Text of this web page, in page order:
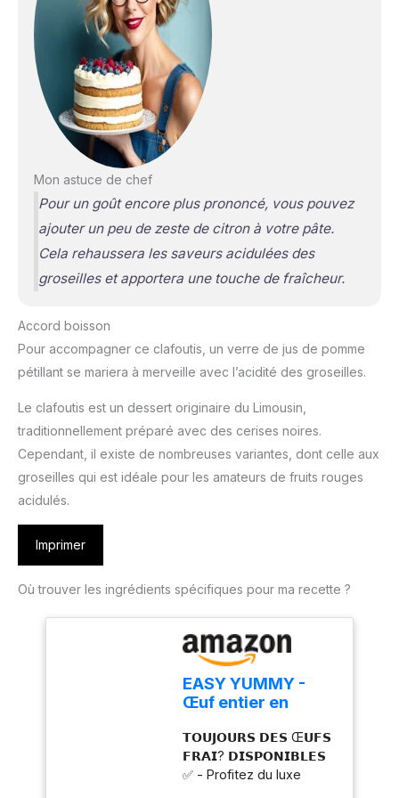
Mon astuce de chef
Pour un goût encore plus prononcé, vous pouvez
ajouter un peu de zeste de citron à votre pâte.
Cela rehaussera les saveurs acidulées des
groseilles et apportera une touche de fraîcheur.
Accord boisson
Pour accompagner ce clafoutis, un verre de jus de pomme
pétillant se mariera à merveille avec l’acidité des groseilles.
Le clafoutis est un dessert originaire du Limousin,
traditionnellement préparé avec des cerises noires.
Cependant, il existe de nombreuses variantes, dont celle aux
groseilles qui est idéale pour les amateurs de fruits rouges
acidulés.
Imprimer
Où trouver les ingrédients spécifiques pour ma recette ?
EASY YUMMY -
Œuf entier en
cuisine (1kg), 100%
d'œuf en poudre
𝗧𝗢𝗨𝗝𝗢𝗨𝗥𝗦 𝗗𝗘𝗦 Œ𝗨𝗙𝗦
𝗙𝗥𝗔𝗜? 𝗗𝗜𝗦𝗣𝗢𝗡𝗜𝗕𝗟𝗘𝗦
✅ - Profitez du luxe